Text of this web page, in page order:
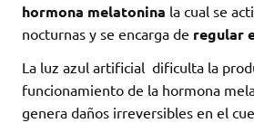
hormona melatonina la cual se
nocturnas y se encarga de regular
La luz azul artificial dificulta la
funcionamiento de la hormona
genera daños irreversibles en el